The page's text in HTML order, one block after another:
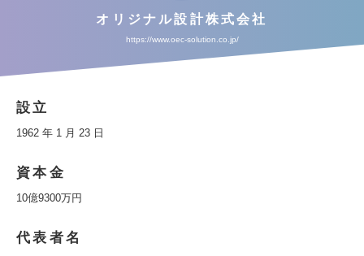
オリジナル設計株式会社
https://www.oec-solution.co.jp/
設立
1962 年 1 月 23 日
資本金
10億9300万円
代表者名